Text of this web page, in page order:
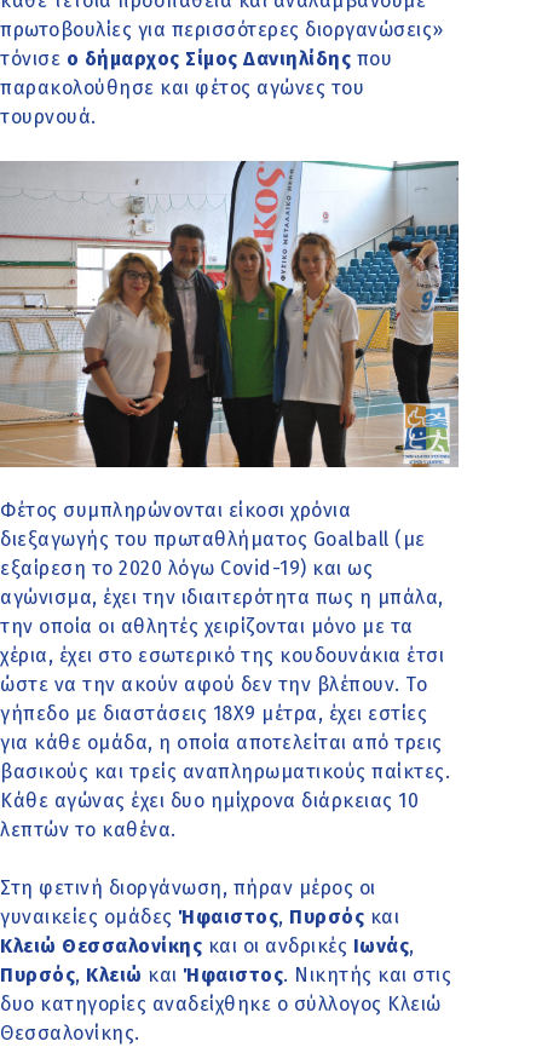
πρωτοβουλίες για περισσότερες διοργανώσεις»
τόνισε ο δήμαρχος Σίμος Δανιηλίδης που
παρακολούθησε και φέτος αγώνες του
τουρνουά.
Φέτος συμπληρώνονται είκοσι χρόνια
διεξαγωγής του πρωταθλήματος Goalball (με
εξαίρεση το 2020 λόγω Covid-19) και ως
αγώνισμα, έχει την ιδιαιτερότητα πως η μπάλα,
την οποία οι αθλητές χειρίζονται μόνο με τα
χέρια, έχει στο εσωτερικό της κουδουνάκια έτσι
ώστε να την ακούν αφού δεν την βλέπουν. Το
γήπεδο με διαστάσεις 18Χ9 μέτρα, έχει εστίες
για κάθε ομάδα, η οποία αποτελείται από τρεις
βασικούς και τρείς αναπληρωματικούς παίκτες.
Κάθε αγώνας έχει δυο ημίχρονα διάρκειας 10
λεπτών το καθένα.
Στη φετινή διοργάνωση, πήραν μέρος οι
γυναικείες ομάδες Ήφαιστος, Πυρσός και
Κλειώ Θεσσαλονίκης και οι ανδρικές Ιωνάς,
Πυρσός, Κλειώ και Ήφαιστος. Νικητής και στις
δυο κατηγορίες αναδείχθηκε ο σύλλογος Κλειώ
Θεσσαλονίκης.